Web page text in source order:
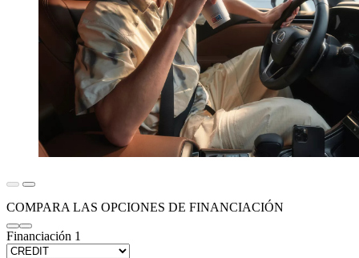
COMPARA LAS OPCIONES DE FINANCIACIÓN
Financiación 1